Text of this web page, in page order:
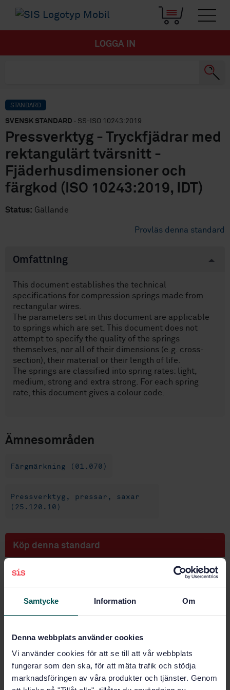
Samtycke Information Om
Denna webbplats använder cookies
Vi använder cookies för att se till att vår webbplats
fungerar som den ska, för att mäta trafik och stödja
marknadsföringen av våra produkter och tjänster. Genom
LOGGA IN
STANDARD
SVENSK STANDARD · SS-ISO 10243:2019
Pressverktyg - Tryckfjädrar med
rektangulärt tvärsnitt -
Fjäderhusdimensioner och
färgkod (ISO 10243:2019, IDT)
Status: Gällande
Provläs denna standard
Omfattning
This document establishes the technical
specifications for compression springs made from
rectangular wires.
The parameters set in this document are applicable
to springs which are set. This document does not
attempt to specify the quality of the springs
themselves, nor all of their dimensions (e.g. cross-
section), their material or their length of life.
The springs are classified into spring rates: light,
medium, strong and extra strong. For each spring
rate, this document gives a colour code.
Ämnesområden
Färgmärkning (01.070)
Pressverktyg, pressar, saxar
(25.120.10)
Köp denna standard
STANDARD
SVENSK STANDARD· SS-ISO 10243:2019
Pressverktyg - Tryckfjädrar med rektangulärt
Pris:1 097 SEK
Lägg i varukorgen